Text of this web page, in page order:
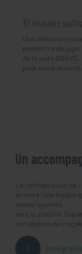
10 minutes
Une démonstration
permettra de juger
de la suite
pour votre activité.
Un
La configuration de
activité. Une équipe
ancien système
vers la solution
installation de